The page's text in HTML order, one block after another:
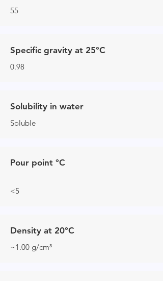
55
Specific gravity at 25°C
0.98
Solubility in water
Soluble
Pour point °C
<5
Density at 20°C
~1.00 g/cm³